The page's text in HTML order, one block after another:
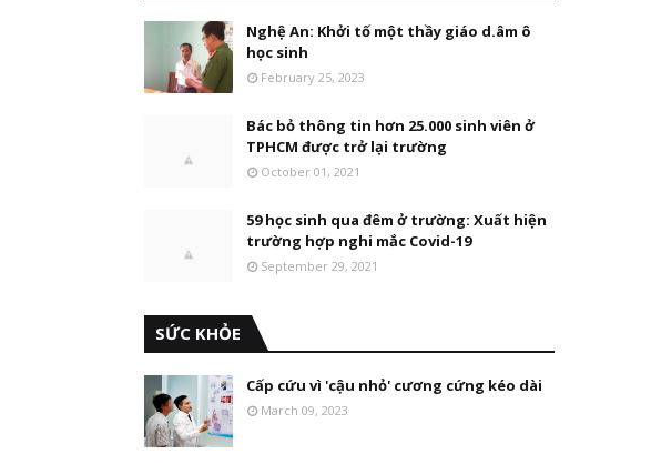
Nghệ An: Khởi tố một thầy giáo d.âm ô
học sinh
February 25, 2023
Bác bỏ thông tin hơn 25.000 sinh viên ở
TPHCM được trở lại trường
October 01, 2021
59 học sinh qua đêm ở trường: Xuất hiện
trường hợp nghi mắc Covid-19
September 29, 2021
SỨC KHỎE
Cấp cứu vì 'cậu nhỏ' cương cứng kéo dài
March 09, 2023